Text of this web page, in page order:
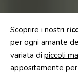
Uccelli
Chi
siamo
Scoprire i nostri
per ogni amante
variata di piccoli
appositamente